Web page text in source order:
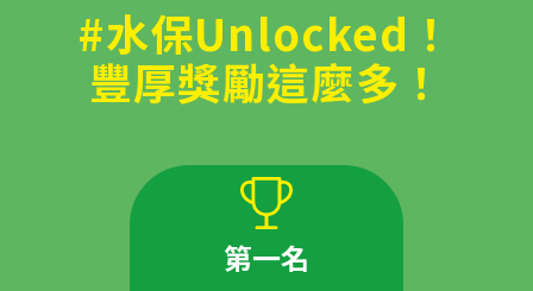
#水保Unlocked！
豐厚獎勵這麼多！
第一名